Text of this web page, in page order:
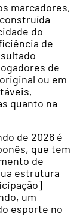
marcadores,
do
de
de
ou em
quanto na
de 2026 é
que tem
de
estrutura
um
esporte no